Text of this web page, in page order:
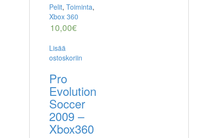
Pelit, Toiminta,
Xbox 360
10,00€
Lisää
ostoskoriin
Pro
Evolution
Soccer
2009 –
Xbox360